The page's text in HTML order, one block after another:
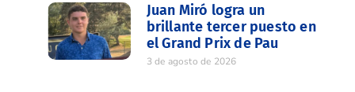
Juan Miró logra un
brillante tercer puesto en
el Grand Prix de Pau
3 de agosto de 2026